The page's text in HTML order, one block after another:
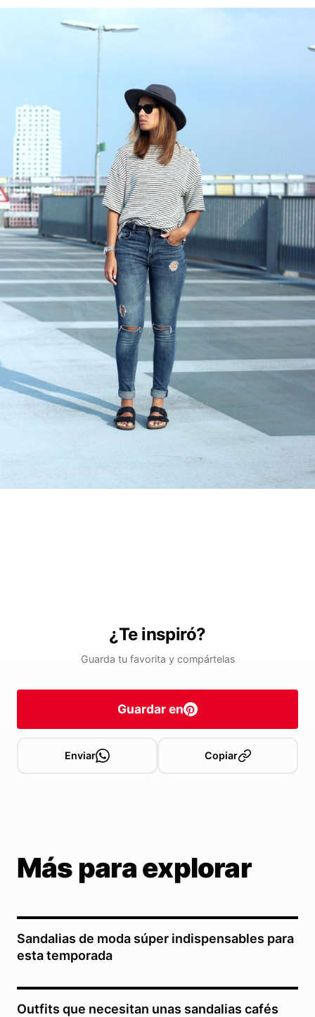
¿Te inspiró?
Guarda tu favorita y compártelas
Guardar en
Enviar Copiar
Más para explorar
Sandalias de moda súper indispensables para
esta temporada
Outfits que necesitan unas sandalias cafés